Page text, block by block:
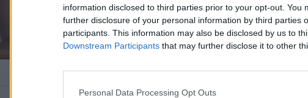
information disclosed to third parties prior to your opt-out. You
further disclosure of your personal information by third parties
participants. This information may also be disclosed by us to
Downstream Participants that may further disclose it to other
Personal Data Processing Opt Outs